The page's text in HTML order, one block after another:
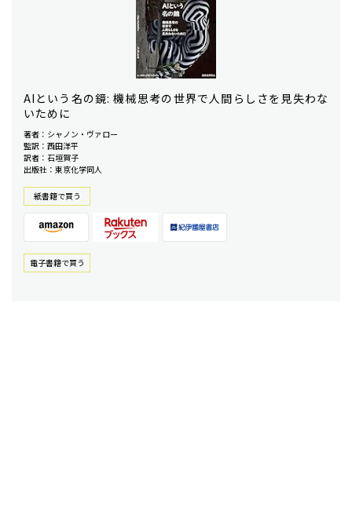
AIという名の鏡: 機械思考の世界で人間らしさを見失わな
いために
著者：シャノン・ヴァロー
監訳：西田洋平
訳者：石垣賀子
出版社：東京化学同人
紙書籍で買う
電⼦書籍で買う